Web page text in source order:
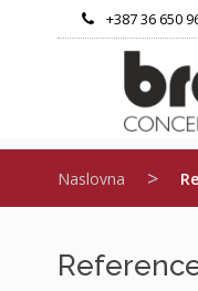
+387 36 650
Naslovna >